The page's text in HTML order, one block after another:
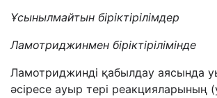
Ұсынылмайтын біріктірілімдер
Ламотриджинмен біріктірілімінде
Ламотриджинді қабылдау аясында
әсіресе ауыр тері реакцияларының